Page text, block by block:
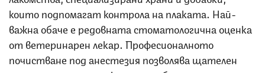
които подпомагат контрола на плаката. Най-
важна обаче е редовната стоматологична оценка
от ветеринарен лекар. Професионалното
почистване под анестезия позволява щателен